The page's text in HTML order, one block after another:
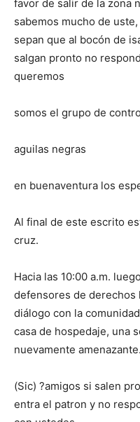
favor de salir de la zona
sabemos mucho de
sepan que al bocón de
salgan pronto no
queremos
somos el grupo de
aguilas negras
en buenaventura los
Al final de este escrito
cruz.
Hacia las 10:00 a.m.
defensores de derechos
diálogo con la
casa de hospedaje, una
nuevamente amenazante.
(Sic) ?amigos si salen
entra el patron y no